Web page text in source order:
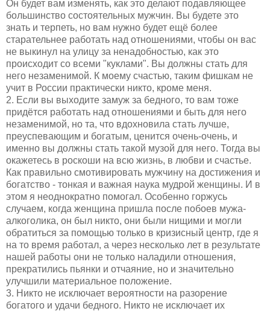
Он будет вам изменять, как это делают подавляющее
большинство состоятельных мужчин. Вы будете это
знать и терпеть, но вам нужно будет ещё более
старательнее работать над отношениями, чтобы он вас
не выкинул на улицу за ненадобностью, как это
происходит со всеми "куклами". Вы должны стать для
него незаменимой. К моему счастью, таким фишкам не
учит в России практически никто, кроме меня.
2. Если вы выходите замуж за бедного, то вам тоже
придётся работать над отношениями и быть для него
незаменимой, но та, что вдохновила стать лучше,
преуспевающим и богатым, ценится очень-очень, и
именно вы должны стать такой музой для него. Тогда вы
окажетесь в роскоши на всю жизнь, в любви и счастье.
Как правильно смотивировать мужчину на достижения и
богатство - тонкая и важная наука мудрой женщины. И в
этом я неоднократно помогал. Особенно горжусь
случаем, когда женщина пришла после побоев мужа-
алкоголика, он был никто, они были нищими и могли
обратиться за помощью только в кризисный центр, где я
на то время работал, а через несколько лет в результате
нашей работы они не только наладили отношения,
прекратились пьянки и отчаяние, но и значительно
улучшили материальное положение.
3. Никто не исключает вероятности на разорение
богатого и удачи бедного. Никто не исключает их